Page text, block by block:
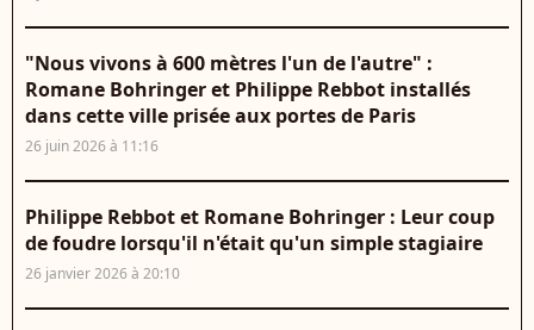
"Nous vivons à 600 mètres l'un de l'autre" :
Romane Bohringer et Philippe Rebbot installés
dans cette ville prisée aux portes de Paris
26 juin 2026 à 11:16
Philippe Rebbot et Romane Bohringer : Leur coup
de foudre lorsqu'il n'était qu'un simple stagiaire
26 janvier 2026 à 20:10